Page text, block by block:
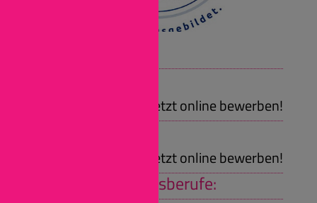
Jetzt online bewerben!
Jetzt online bewerben!
Duale Ausbildungsberufe: